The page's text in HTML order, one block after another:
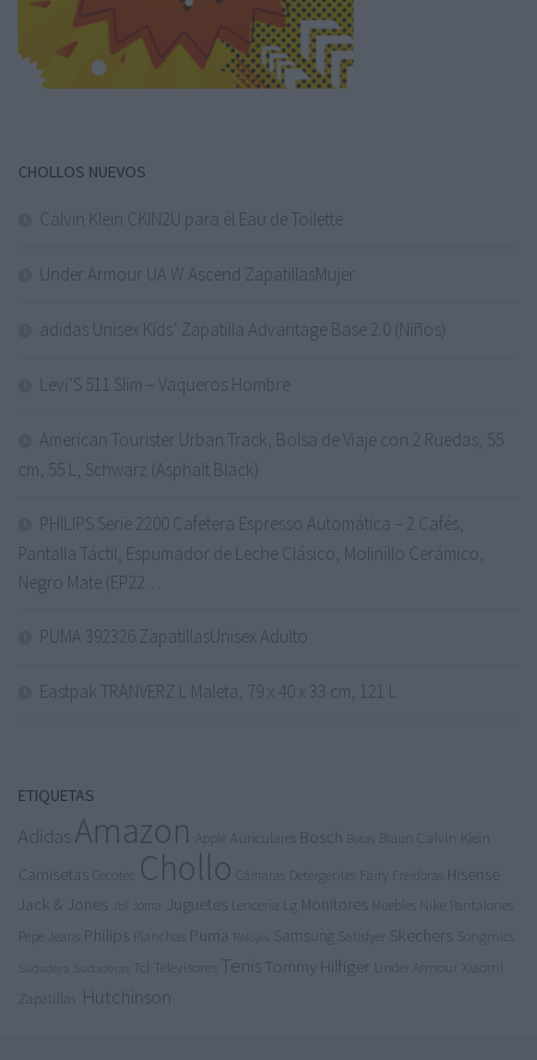
CHOLLOS NUEVOS
Calvin Klein CKIN2U para él Eau de Toilette
Under Armour UA W Ascend ZapatillasMujer
adidas Unisex Kids’ Zapatilla Advantage Base 2.0 (Niños)
Levi’S 511 Slim – Vaqueros Hombre
American Tourister Urban Track, Bolsa de Viaje con 2 Ruedas, 55
cm, 55 L, Schwarz (Asphalt Black)
PHILIPS Serie 2200 Cafetera Espresso Automática – 2 Cafés,
Pantalla Táctil, Espumador de Leche Clásico, Molinillo Cerámico,
Negro Mate (EP22…
PUMA 392326 ZapatillasUnisex Adulto
Eastpak TRANVERZ L Maleta, 79 x 40 x 33 cm, 121 L
ETIQUETAS
AdidasAmazon Auriculares Bosch Botas Braun
Camisetas Cecotec Chollo Detergentes Hisense
Jack & Jones Juguetes Lg Monitores
Pantalones
Philips Puma Samsung Satisfyer Skechers Songmics
Tcl Televisores Tenis Tommy Hilfiger
Zapatillas
Hutchinson